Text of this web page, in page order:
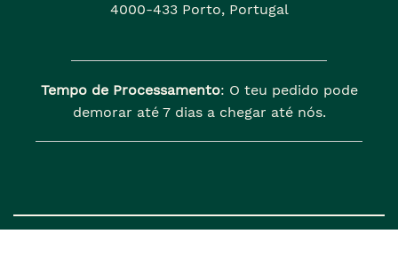
4000-433 Porto, Portugal
Tempo de Processamento: O teu pedido pode
demorar até 7 dias a chegar até nós.